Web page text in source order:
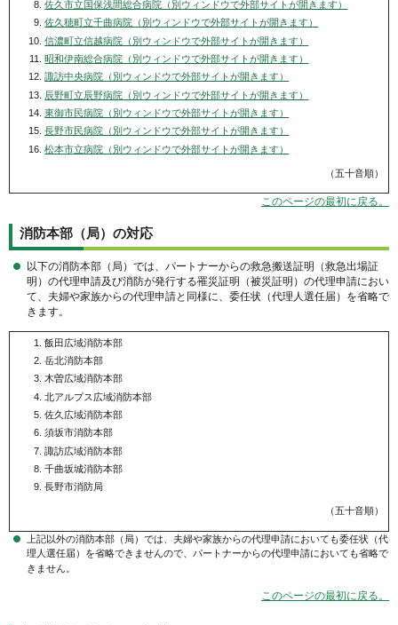
佐久市立国保浅間総合病院（別ウィンドウで外部サイトが開きます）
佐久穂町立千曲病院（別ウィンドウで外部サイトが開きます）
信濃町立信越病院（別ウィンドウで外部サイトが開きます）
昭和伊南総合病院（別ウィンドウで外部サイトが開きます）
諏訪中央病院（別ウィンドウで外部サイトが開きます）
辰野町立辰野病院（別ウィンドウで外部サイトが開きます）
東御市民病院（別ウィンドウで外部サイトが開きます）
長野市民病院（別ウィンドウで外部サイトが開きます）
松本市立病院（別ウィンドウで外部サイトが開きます）
（五十音順）
このページの最初に戻る。
消防本部（局）の対応
以下の消防本部（局）では、パートナーからの救急搬送証明（救急出場証
明）の代理申請及び消防が発行する罹災証明（被災証明）の代理申請におい
て、夫婦や家族からの代理申請と同様に、委任状（代理人選任届）を省略で
きます。
飯田広域消防本部
岳北消防本部
木曽広域消防本部
北アルプス広域消防本部
佐久広域消防本部
須坂市消防本部
諏訪広域消防本部
千曲坂城消防本部
長野市消防局
（五十音順）
上記以外の消防本部（局）では、夫婦や家族からの代理申請においても委任状（代
理人選任届）を省略できませんので、パートナーからの代理申請においても省略で
きません。
このページの最初に戻る。